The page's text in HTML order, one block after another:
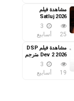
مشاهدة فيلم
Satluj 2026
مترجم
25
3
أسابيع
مشاهدة فيلم DSP
Dev 2 2026 مترجم
19
3
أسابيع